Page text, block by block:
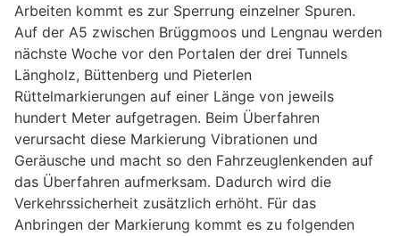
Arbeiten kommt es zur Sperrung einzelner Spuren.
Auf der A5 zwischen Brüggmoos und Lengnau werden
nächste Woche vor den Portalen der drei Tunnels
Längholz, Büttenberg und Pieterlen
Rüttelmarkierungen auf einer Länge von jeweils
hundert Meter aufgetragen. Beim Überfahren
verursacht diese Markierung Vibrationen und
Geräusche und macht so den Fahrzeuglenkenden auf
das Überfahren aufmerksam. Dadurch wird die
Verkehrssicherheit zusätzlich erhöht. Für das
Anbringen der Markierung kommt es zu folgenden